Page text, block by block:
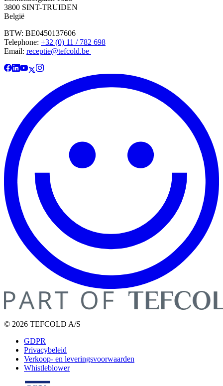
3800 SINT-TRUIDEN
België
BTW: BE0450137606
Telephone: +32 (0) 11 / 782 698
Email: receptie@tefcold.be
© 2026 TEFCOLD A/S
GDPR
Privacybeleid
Verkoop- en leveringsvoorwaarden
Whistleblower